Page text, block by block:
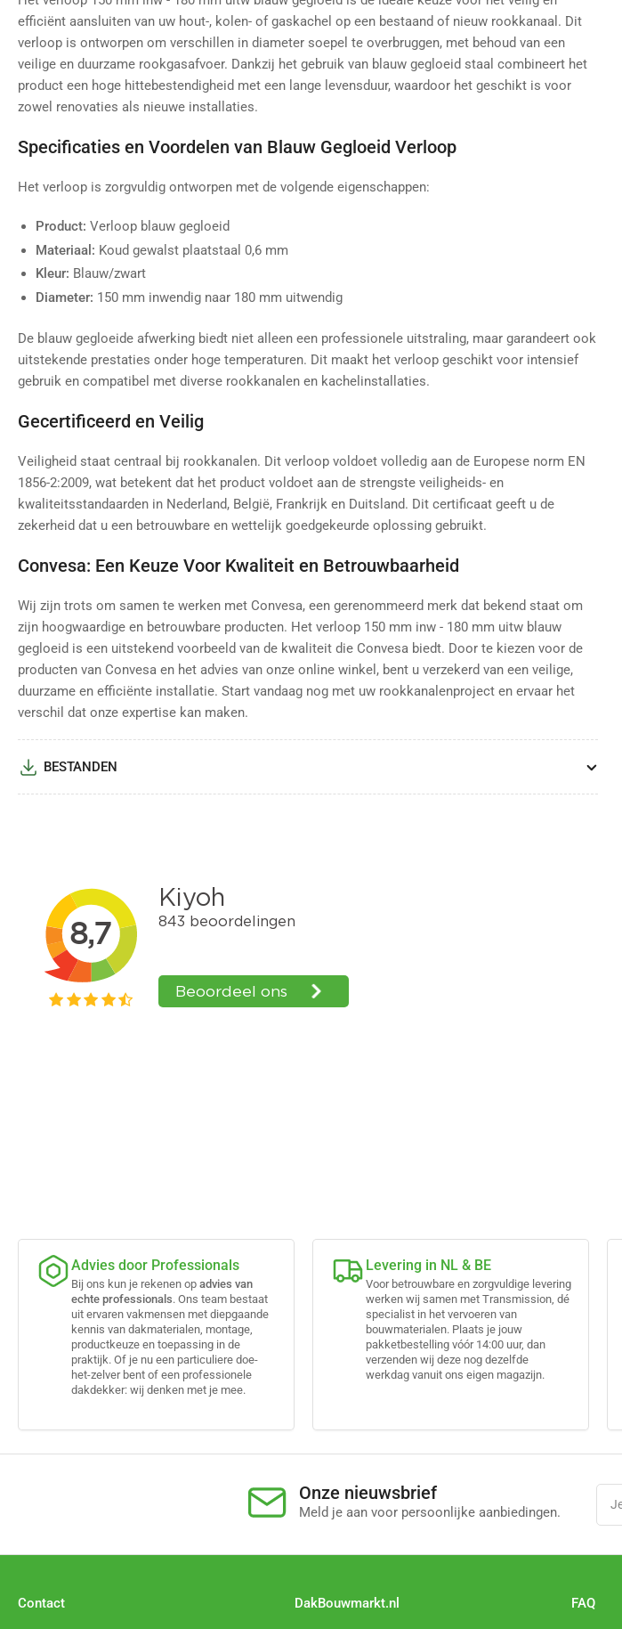
efficiënt aansluiten van uw hout-, kolen- of gaskachel op een bestaand of nieuw rookkanaal. Dit
verloop is ontworpen om verschillen in diameter soepel te overbruggen, met behoud van een
veilige en duurzame rookgasafvoer. Dankzij het gebruik van blauw gegloeid staal combineert het
product een hoge hittebestendigheid met een lange levensduur, waardoor het geschikt is voor
zowel renovaties als nieuwe installaties.
Specificaties en Voordelen van Blauw Gegloeid Verloop
Het verloop is zorgvuldig ontworpen met de volgende eigenschappen:
Product: Verloop blauw gegloeid
Materiaal: Koud gewalst plaatstaal 0,6 mm
Kleur: Blauw/zwart
Diameter: 150 mm inwendig naar 180 mm uitwendig
De blauw gegloeide afwerking biedt niet alleen een professionele uitstraling, maar garandeert ook
uitstekende prestaties onder hoge temperaturen. Dit maakt het verloop geschikt voor intensief
gebruik en compatibel met diverse rookkanalen en kachelinstallaties.
Gecertificeerd en Veilig
Veiligheid staat centraal bij rookkanalen. Dit verloop voldoet volledig aan de Europese norm EN
1856-2:2009, wat betekent dat het product voldoet aan de strengste veiligheids- en
kwaliteitsstandaarden in Nederland, België, Frankrijk en Duitsland. Dit certificaat geeft u de
zekerheid dat u een betrouwbare en wettelijk goedgekeurde oplossing gebruikt.
Convesa: Een Keuze Voor Kwaliteit en Betrouwbaarheid
Wij zijn trots om samen te werken met Convesa, een gerenommeerd merk dat bekend staat om
zijn hoogwaardige en betrouwbare producten. Het verloop 150 mm inw - 180 mm uitw blauw
gegloeid is een uitstekend voorbeeld van de kwaliteit die Convesa biedt. Door te kiezen voor de
producten van Convesa en het advies van onze online winkel, bent u verzekerd van een veilige,
duurzame en efficiënte installatie. Start vandaag nog met uw rookkanalenproject en ervaar het
verschil dat onze expertise kan maken.
BESTANDEN
Advies door Professionals
Bij ons kun je rekenen op advies van
echte professionals. Ons team bestaat
uit ervaren vakmensen met diepgaande
kennis van dakmaterialen, montage,
productkeuze en toepassing in de
praktijk. Of je nu een particuliere doe-
het-zelver bent of een professionele
dakdekker: wij denken met je mee.
Levering in NL & BE
Voor betrouwbare en zorgvuldige levering
werken wij samen met Transmission, dé
specialist in het vervoeren van
bouwmaterialen. Plaats je jouw
pakketbestelling vóór 14:00 uur, dan
verzenden wij deze nog dezelfde
werkdag vanuit ons eigen magazijn.
Onze nieuwsbrief
Meld je aan voor persoonlijke aanbiedingen.
Je
mail
Contact DakBouwmarkt.nl FAQ